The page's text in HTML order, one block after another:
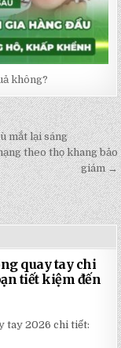
không?
mắt lại sáng
theo thọ khang bảo
giám →
quay tay chi
tiết kiệm đến
BẢNGtay 2026 chi tiết: